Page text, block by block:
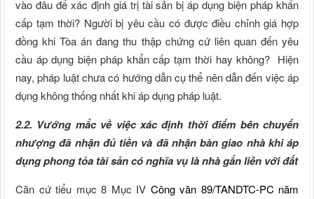
vào đâu để xác định giá trị tài sản bị áp dụng biện pháp khẩn
cấp tạm thời? Người bị yêu cầu có được điều chỉnh giá hợp
đồng khi Tòa án đang thu thập chứng cứ liên quan đến yêu
cầu áp dụng biện pháp khẩn cấp tạm thời hay không? Hiện
nay, pháp luật chưa có hướng dẫn cụ thể nên dẫn đến việc áp
dụng không thống nhất khi áp dụng pháp luật.
2.2. Vướng mắc về việc xác định thời điểm bên chuyển
nhượng đã nhận đủ tiền và đã nhận bàn giao nhà khi áp
dụng phong tỏa tài sản có nghĩa vụ là nhà gắn liền với đất
Căn cứ tiểu mục 8 Mục IV Công văn 89/TANDTC-PC năm